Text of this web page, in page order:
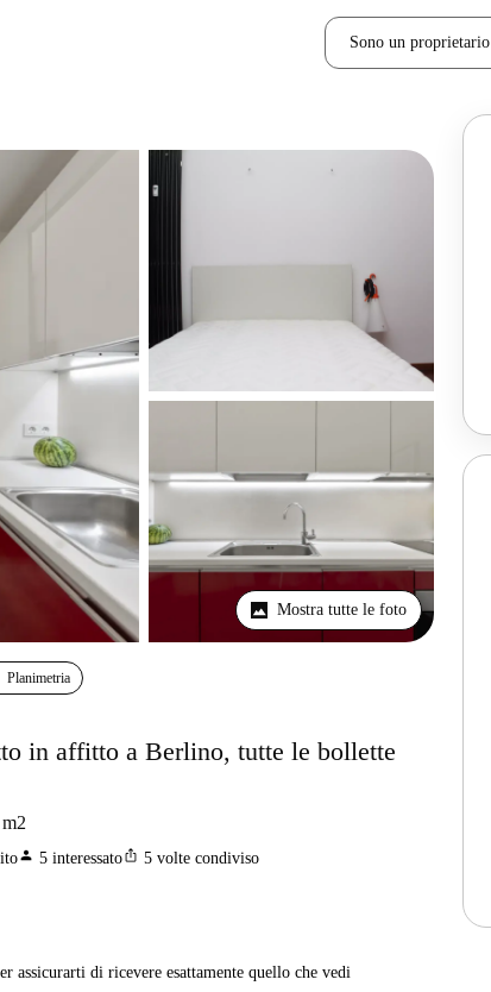
Sono un proprietario
Mostra tutte le foto
Planimetria
in affitto a Berlino, tutte le bollette
m2
person 5 interessatoios_share 5 volte condiviso
assicurarti di ricevere esattamente quello che vedi